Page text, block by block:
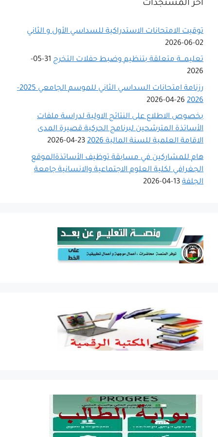
أخر المستجدات
توقيت الامتحانات الاستدراكية للسداسي اﻷول و الثاني
02-06-2026
تعليمـــة متعلقة بتنظيم وضبط حفلات التخرج
31-05-
2026
رزنامة امتحانات السداسي الثاني للموسم الجامعي 2025-
2026
26-04-2026
بخصوص الاطلاع على النتائج الاولية لدراسة ملفات
الأساتذة المترشحين لبرنامج الحركية قصيرة المدى
الاقامة العلمية للسنة المالية 2026
23-04-2026
هام للمشاركين في مسابقة توظيف الأساتذةالموقع
الجغرافي لكلية العلوم الاجتماعية والانسانية جامعة
الجلفة 13-04-2026